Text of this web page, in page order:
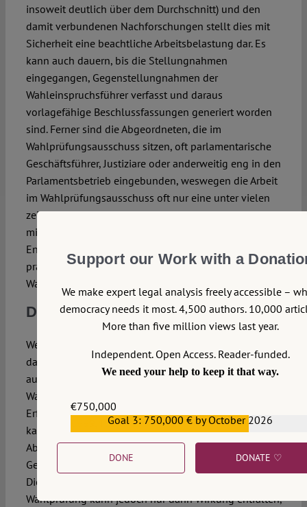
insoweit deutlich über dem Durchschnitt) und den
damit verbundenen Nachforschungen stellt dies mit
Sicherheit eine beachtliche Arbeitsbelastung dar. Es
kann auch dauern, bis die Stellungnahmen
eingegangen, Gegenstellungnahmen der
Wahleinspruchsführer verfasst und daraus
vorlagefähige Beschlussfassungen generiert worden
sind. Ferner sind die Abgeordneten, die im
Wahlprüfungsausschuss sitzen, oft parlamentarische
Geschäftsführer, Justiziare oder anderweitig eng in den
Parlamentsbetrieb eingebunden, weswegen die Arbeit
im Wahlprüfungsausschuss oft nur eine unter vielen
zeitaufwändigen Tätigkeiten darstellt. Es ist also
mitnichten der Wille der Abgeordneten,
Entscheidungen zu verschleppen; vielmehr führen
praktisch-organisatorische Gründe dazu, dass die
Wahlprüfung in ihrer aktuellen Form Zeit benötigt.
Die Zähne nachschärfen
Wenngleich es auf den ersten Blick so wirken mag, ist
das Mittel der Wahlprüfung nicht so zahnlos, wie es
aussieht. Selbst wenn ein Wahleinspruch vor dem
Wahlprüfungsausschuss keinen unmittelbar sichtbaren
Erfolg hat, kann er doch Wirkung entfalten. Zum einen
kann er Missstände aufzeigen, die von den
Abgeordneten aufgegriffen und in den
Gesetzgebungsprozess überführt werden können.
Diese Folgewirkung der parlamentarischen
Wahlprüfung kann jedoch nur dann Wirkung entfalten,
Support our Work with a
We make expert legal analysis freely accessible –
democracy needs it most. 4,500 authors. 10,000
More than five million views last year.
Independent. Open Access. Reader-funded.
We need your help to keep it that way.
€750,000
€559,159Goal 3: 750,000 € by October 2026
DONE DONATE ♡